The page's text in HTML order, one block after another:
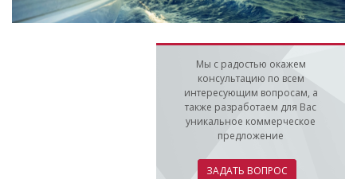
Мы с радостью окажем
консультацию по всем
интересующим вопросам, а
также разработаем для Вас
уникальное коммерческое
предложение
ЗАДАТЬ ВОПРОС